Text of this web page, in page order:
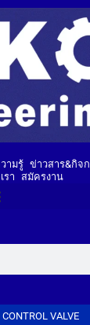
ามรู้ ข่าวสาร&กิจ
รา สมัครงาน
CONTROL VALVE